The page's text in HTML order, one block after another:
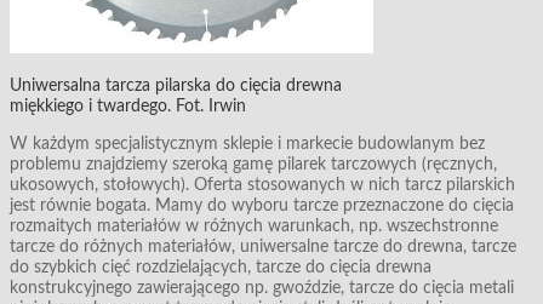
Uniwersalna tarcza pilarska do cięcia drewna
miękkiego i twardego. Fot. Irwin
W każdym specjalistycznym sklepie i markecie budowlanym bez
problemu znajdziemy szeroką gamę pilarek tarczowych (ręcznych,
ukosowych, stołowych). Oferta stosowanych w nich tarcz pilarskich
jest równie bogata. Mamy do wyboru tarcze przeznaczone do cięcia
rozmaitych materiałów w różnych warunkach, np. wszechstronne
tarcze do różnych materiałów, uniwersalne tarcze do drewna, tarcze
do szybkich cięć rozdzielających, tarcze do cięcia drewna
konstrukcyjnego zawierającego np. gwoździe, tarcze do cięcia metali